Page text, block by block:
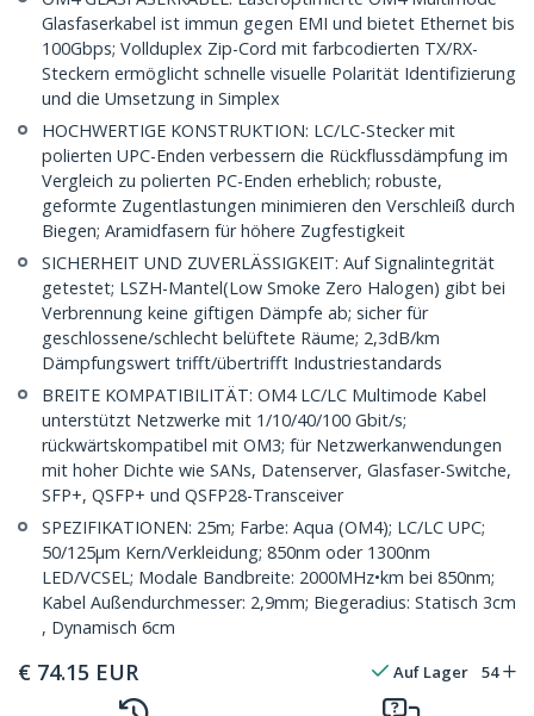
Glasfaserkabel ist immun gegen EMI und bietet Ethernet bis
100Gbps; Vollduplex Zip-Cord mit farbcodierten TX/RX-
Steckern ermöglicht schnelle visuelle Polarität Identifizierung
und die Umsetzung in Simplex
HOCHWERTIGE KONSTRUKTION: LC/LC-Stecker mit
polierten UPC-Enden verbessern die Rückflussdämpfung im
Vergleich zu polierten PC-Enden erheblich; robuste,
geformte Zugentlastungen minimieren den Verschleiß durch
Biegen; Aramidfasern für höhere Zugfestigkeit
SICHERHEIT UND ZUVERLÄSSIGKEIT: Auf Signalintegrität
getestet; LSZH-Mantel(Low Smoke Zero Halogen) gibt bei
Verbrennung keine giftigen Dämpfe ab; sicher für
geschlossene/schlecht belüftete Räume; 2,3dB/km
Dämpfungswert trifft/übertrifft Industriestandards
BREITE KOMPATIBILITÄT: OM4 LC/LC Multimode Kabel
unterstützt Netzwerke mit 1/10/40/100 Gbit/s;
rückwärtskompatibel mit OM3; für Netzwerkanwendungen
mit hoher Dichte wie SANs, Datenserver, Glasfaser-Switche,
SFP+, QSFP+ und QSFP28-Transceiver
SPEZIFIKATIONEN: 25m; Farbe: Aqua (OM4); LC/LC UPC;
50/125µm Kern/Verkleidung; 850nm oder 1300nm
LED/VCSEL; Modale Bandbreite: 2000MHz•km bei 850nm;
Kabel Außendurchmesser: 2,9mm; Biegeradius: Statisch 3cm
, Dynamisch 6cm
€ 74.15 EUR Auf Lager 54